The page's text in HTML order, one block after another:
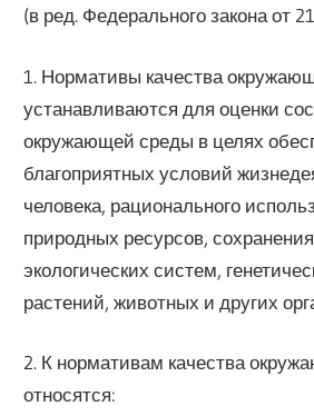
(в ред. Федерального закона от
1. Нормативы качества
устанавливаются для оценки
окружающей среды в целях
благоприятных условий
человека, рационального
природных ресурсов,
экологических систем,
растений, животных и других
2. К нормативам качества
относятся: